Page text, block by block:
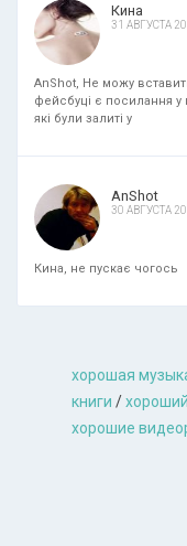
Кина
31 АВГУСТА
AnShot, Не можу
фейсбуці є посилання
які були залиті у
AnShot
30 АВГУСТА
Кина, не пускає чогось
хорошая
книги /
хорошие